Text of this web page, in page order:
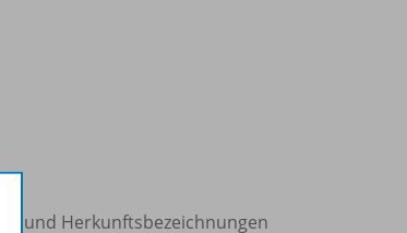
und Herkunftsbezeichnungen